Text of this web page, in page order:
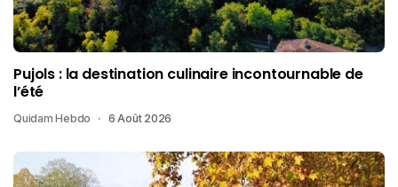
Pujols : la destination culinaire incontournable de
l’été
Quidam Hebdo 6 Août 2026